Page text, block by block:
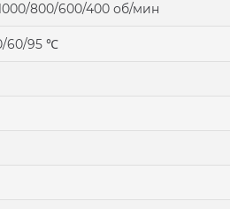
800/600/400 об/мин
60/95 ℃